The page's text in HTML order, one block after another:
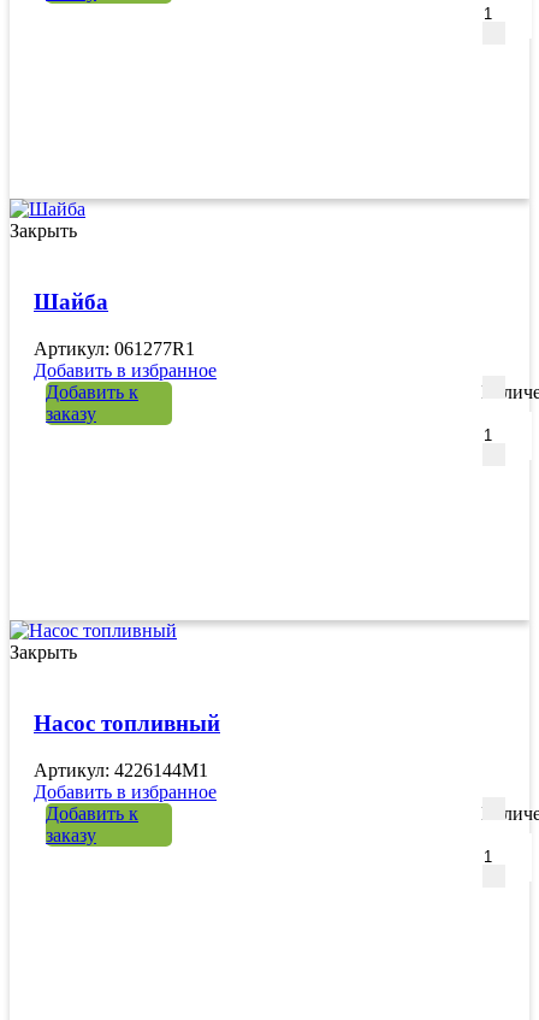
Закрыть
Шайба
Артикул: 061277R1
Добавить в избранное
Добавить к
заказу
Закрыть
Насос топливный
Артикул: 4226144M1
Добавить в избранное
Добавить к
заказу